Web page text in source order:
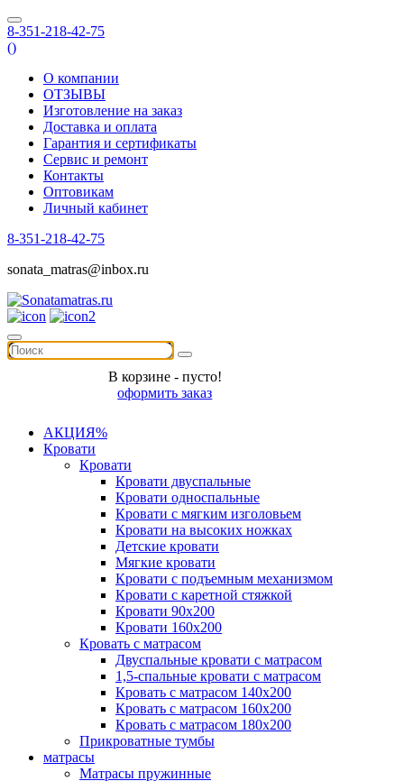
8-351-218-42-75
()
О компании
ОТЗЫВЫ
Изготовление на заказ
Доставка и оплата
Гарантия и сертификаты
Сервис и ремонт
Контакты
Оптовикам
Личный кабинет
8-351-218-42-75
sonata_matras@inbox.ru
В корзине - пусто!
оформить заказ
АКЦИЯ%
Кровати
Кровати
Кровати двуспальные
Кровати односпальные
Кровати с мягким изголовьем
Кровати на высоких ножках
Детские кровати
Мягкие кровати
Кровати с подъемным механизмом
Кровати с каретной стяжкой
Кровати 90х200
Кровати 160х200
Кровать с матрасом
Двуспальные кровати с матрасом
1,5-спальные кровати с матрасом
Кровать с матрасом 140х200
Кровать с матрасом 160х200
Кровать с матрасом 180х200
Прикроватные тумбы
матрасы
Матрасы пружинные